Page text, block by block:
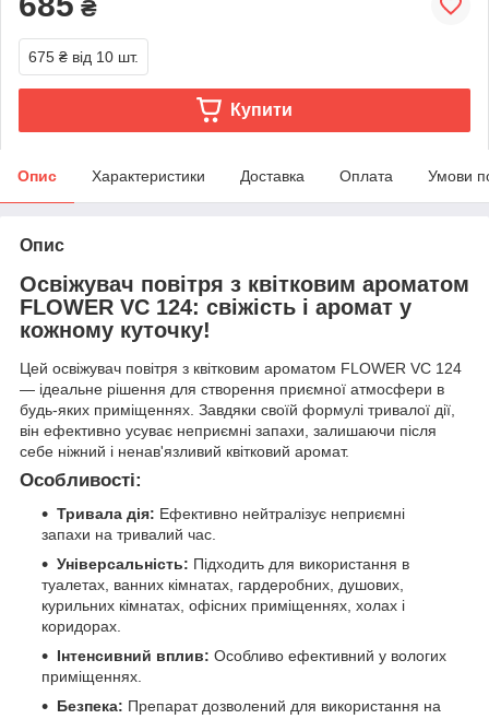
₴
675 ₴ від 10 шт.
Купити
Опис Характеристики Доставка Оплата Умови
Опис
Освіжувач повітря з квітковим ароматом
FLOWER VC 124: свіжість і аромат у
кожному куточку!
Цей освіжувач повітря з квітковим ароматом FLOWER VC 124
— ідеальне рішення для створення приємної атмосфери в
будь-яких приміщеннях. Завдяки своїй формулі тривалої дії,
він ефективно усуває неприємні запахи, залишаючи після
себе ніжний і ненав'язливий квітковий аромат.
Особливості:
Тривала дія: Ефективно нейтралізує неприємні
запахи на тривалий час.
Універсальність: Підходить для використання в
туалетах, ванних кімнатах, гардеробних, душових,
курильних кімнатах, офісних приміщеннях, холах і
коридорах.
Інтенсивний вплив: Особливо ефективний у вологих
приміщеннях.
Безпека: Препарат дозволений для використання на